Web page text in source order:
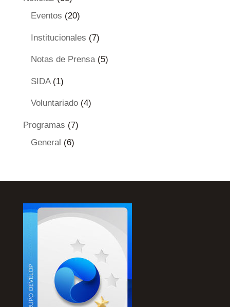
Eventos (20)
Institucionales (7)
Notas de Prensa(5)
SIDA(1)
Voluntariado(4)
Programas (7)
General (6)